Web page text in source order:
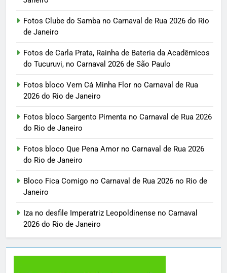
Fotos Clube do Samba no Carnaval de Rua 2026 do Rio
de Janeiro
Fotos de Carla Prata, Rainha de Bateria da Acadêmicos
do Tucuruvi, no Carnaval 2026 de São Paulo
Fotos bloco Vem Cá Minha Flor no Carnaval de Rua
2026 do Rio de Janeiro
Fotos bloco Sargento Pimenta no Carnaval de Rua 2026
do Rio de Janeiro
Fotos bloco Que Pena Amor no Carnaval de Rua 2026
do Rio de Janeiro
Bloco Fica Comigo no Carnaval de Rua 2026 no Rio de
Janeiro
Iza no desfile Imperatriz Leopoldinense no Carnaval
2026 do Rio de Janeiro